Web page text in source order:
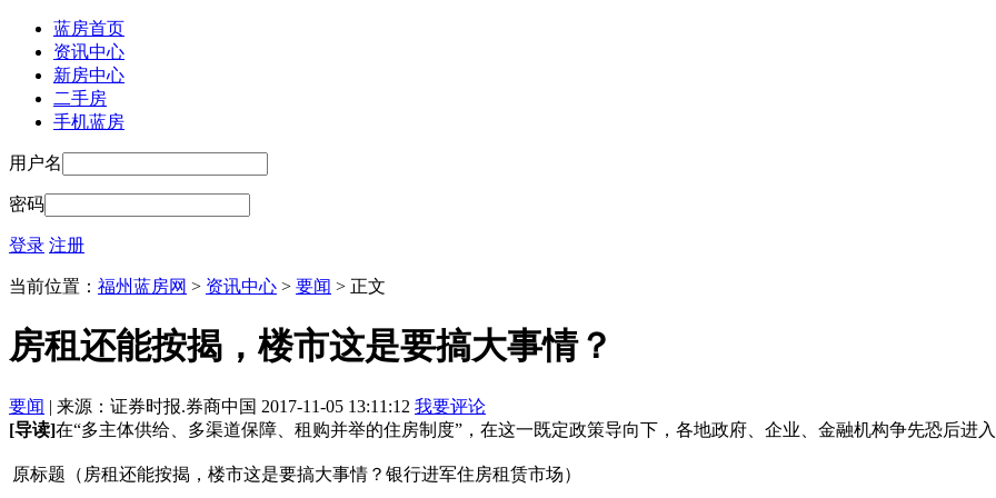
蓝房首页
资讯中心
新房中心
二手房
手机蓝房
用户名
密码
登录 注册
当前位置： 福州蓝房网 > 资讯中心 > 要闻 > 正文
房租还能按揭，楼市这是要搞大事情？
要闻 | 来源：证券时报.券商中国 2017-11-05 13:11:12 我要评论
[导读]在“多主体供给、多渠道保障、租购并举的住房制度”，在这一既定政策导向下，各地政府、企业、金融机构争先恐后进入
原标题（房租还能按揭，楼市这是要搞大事情？银行进军住房租赁市场）